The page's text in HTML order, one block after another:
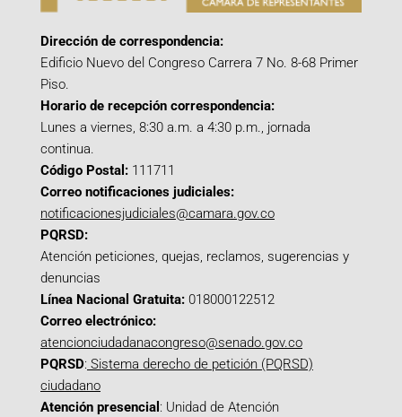
Dirección de correspondencia:
Edificio Nuevo del Congreso Carrera 7 No. 8-68 Primer
Piso.
Horario de recepción correspondencia:
Lunes a viernes, 8:30 a.m. a 4:30 p.m., jornada
continua.
Código Postal: 111711
Correo notificaciones judiciales:
notificacionesjudiciales@camara.gov.co
PQRSD:
Atención peticiones, quejas, reclamos, sugerencias y
denuncias
Línea Nacional Gratuita: 018000122512
Correo electrónico:
atencionciudadanacongreso@senado.gov.co
PQRSD: Sistema derecho de petición (PQRSD)
ciudadano
Atención presencial : Unidad de Atención